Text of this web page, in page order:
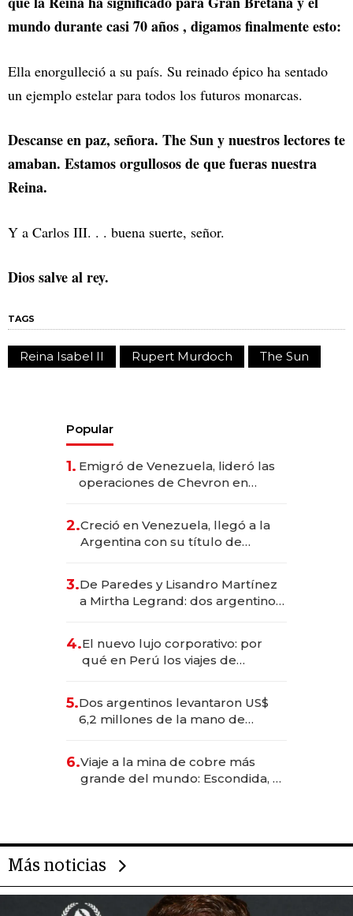
mundo durante casi 70 años , digamos finalmente esto:
Ella enorgulleció a su país. Su reinado épico ha sentado
un ejemplo estelar para todos los futuros monarcas.
Descanse en paz, señora. The Sun y nuestros lectores te
amaban. Estamos orgullosos de que fueras nuestra
Reina.
Y a Carlos III. . . buena suerte, señor.
Dios salve al rey.
TAGS
Reina Isabel II Rupert Murdoch The Sun
Popular
1. Emigró de Venezuela, lideró las
operaciones de Chevron en
2.Creció en Venezuela, llegó a la
Argentina con su título de
las marcas "fast premium"
3.De Paredes y Lisandro Martínez
a Mirtha Legrand: dos argentinos
4.El nuevo lujo corporativo: por
qué en Perú los viajes de
para convertirse en experiencias
transformadoras
5.Dos argentinos levantaron US$
6,2 millones de la mano de
6.Viaje a la mina de cobre más
grande del mundo: Escondida, el
Más noticias